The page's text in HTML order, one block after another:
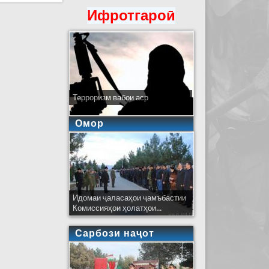
Ифротгароӣ
Терроризм вабои аср
Омор
Идомаи ҷаласаҳои ҷамъбастии
Комиссияҳои ҳолатҳои...
Сарбози наҷот